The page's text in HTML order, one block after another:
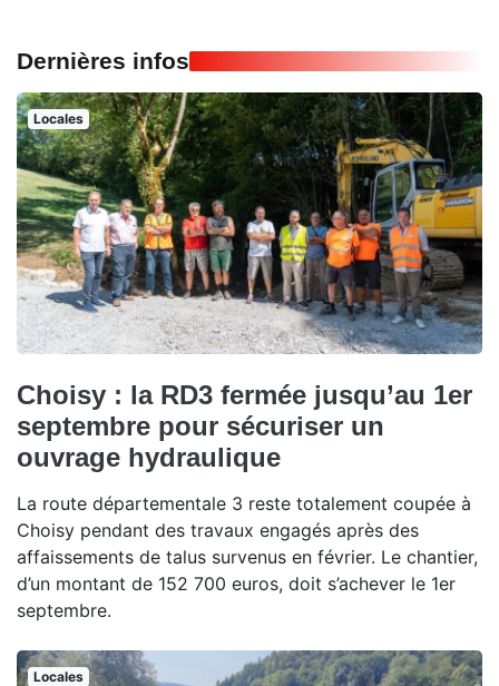
Dernières infos
Locales
Choisy : la RD3 fermée jusqu’au 1er
septembre pour sécuriser un
ouvrage hydraulique
La route départementale 3 reste totalement coupée à
Choisy pendant des travaux engagés après des
affaissements de talus survenus en février. Le chantier,
d’un montant de 152 700 euros, doit s’achever le 1er
septembre.
Locales